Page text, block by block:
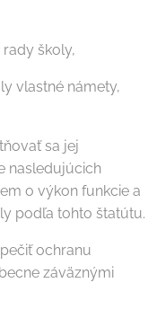
školy,
vlastné námety,
sa jej
nasledujúcich
o výkon funkcie a
podľa tohto štatútu.
ochranu
záväznými